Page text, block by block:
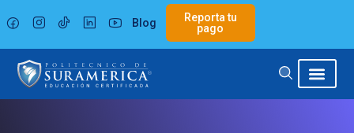
al
contenido
Blog
Reporta tu
pago